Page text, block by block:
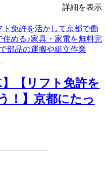
詳細を表示
】【リフト免許を
！】京都にたっ